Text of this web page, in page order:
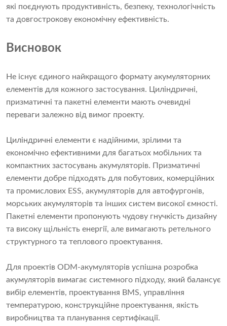
які поєднують продуктивність, безпеку, технологічність
та довгострокову економічну ефективність.
Висновок
Не існує єдиного найкращого формату акумуляторних
елементів для кожного застосування. Циліндричні,
призматичні та пакетні елементи мають очевидні
переваги залежно від вимог проекту.
Циліндричні елементи є надійними, зрілими та
економічно ефективними для багатьох мобільних та
компактних застосувань акумуляторів. Призматичні
елементи добре підходять для побутових, комерційних
та промислових ESS, акумуляторів для автофургонів,
морських акумуляторів та інших систем високої ємності.
Пакетні елементи пропонують чудову гнучкість дизайну
та високу щільність енергії, але вимагають ретельного
структурного та теплового проектування.
Для проектів ODM-акумуляторів успішна розробка
акумуляторів вимагає системного підходу, який балансує
вибір елементів, проектування BMS, управління
температурою, конструкційне проектування, якість
виробництва та планування сертифікації.